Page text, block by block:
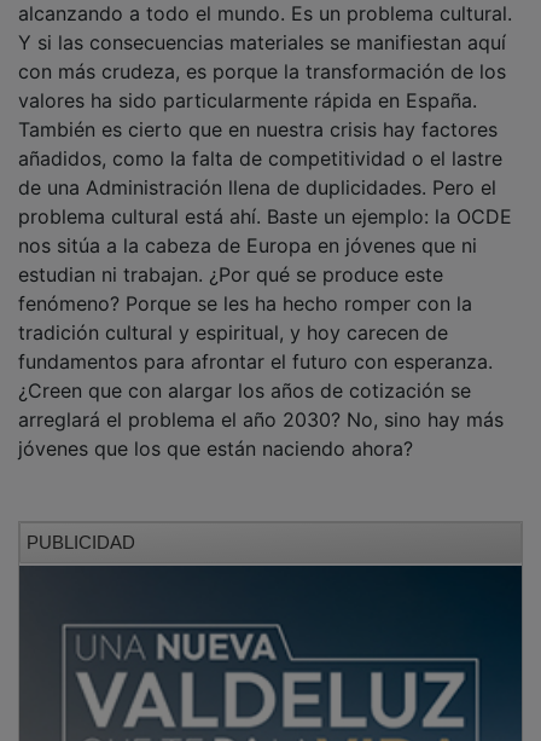
alcanzando a todo el mundo. Es un problema cultural.
Y si las consecuencias materiales se manifiestan aquí
con más crudeza, es porque la transformación de los
valores ha sido particularmente rápida en España.
También es cierto que en nuestra crisis hay factores
añadidos, como la falta de competitividad o el lastre
de una Administración llena de duplicidades. Pero el
problema cultural está ahí. Baste un ejemplo: la OCDE
nos sitúa a la cabeza de Europa en jóvenes que ni
estudian ni trabajan. ¿Por qué se produce este
fenómeno? Porque se les ha hecho romper con la
tradición cultural y espiritual, y hoy carecen de
fundamentos para afrontar el futuro con esperanza.
¿Creen que con alargar los años de cotización se
arreglará el problema el año 2030? No, sino hay más
jóvenes que los que están naciendo ahora?
PUBLICIDAD